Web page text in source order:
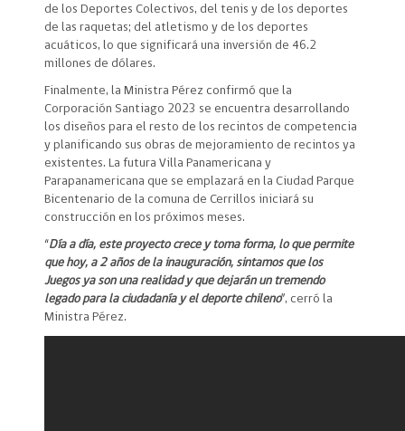
de los Deportes Colectivos, del tenis y de los deportes
de las raquetas; del atletismo y de los deportes
acuáticos, lo que significará una inversión de 46.2
millones de dólares.
Finalmente, la Ministra Pérez confirmó que la
Corporación Santiago 2023 se encuentra desarrollando
los diseños para el resto de los recintos de competencia
y planificando sus obras de mejoramiento de recintos ya
existentes. La futura Villa Panamericana y
Parapanamericana que se emplazará en la Ciudad Parque
Bicentenario de la comuna de Cerrillos iniciará su
construcción en los próximos meses.
“Día a día, este proyecto crece y toma forma, lo que permite
que hoy, a 2 años de la inauguración, sintamos que los
Juegos ya son una realidad y que dejarán un tremendo
legado para la ciudadanía y el deporte chileno”, cerró la
Ministra Pérez.